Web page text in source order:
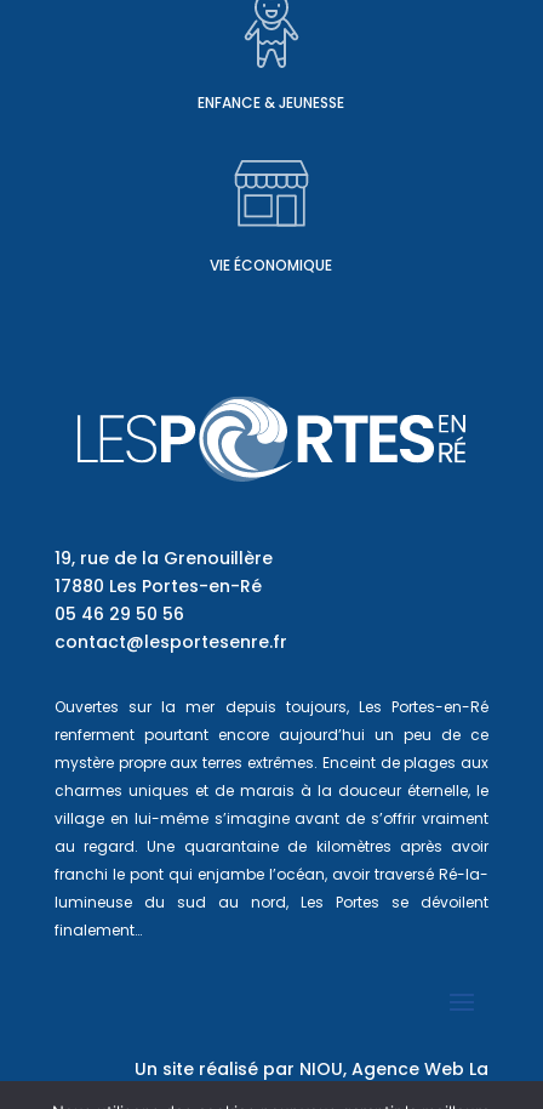
ENFANCE & JEUNESSE
VIE ÉCONOMIQUE
19, rue de la Grenouillère
17880 Les Portes-en-Ré
05 46 29 50 56
contact@lesportesenre.fr
Ouvertes sur la mer depuis toujours, Les Portes-en-Ré
renferment pourtant encore aujourd’hui un peu de ce
mystère propre aux terres extrêmes. Enceint de plages aux
charmes uniques et de marais à la douceur éternelle, le
village en lui-même s’imagine avant de s’offrir vraiment
au regard. Une quarantaine de kilomètres après avoir
franchi le pont qui enjambe l’océan, avoir traversé Ré-la-
lumineuse du sud au nord, Les Portes se dévoilent
finalement…
Un site réalisé par NIOU, Agence Web La